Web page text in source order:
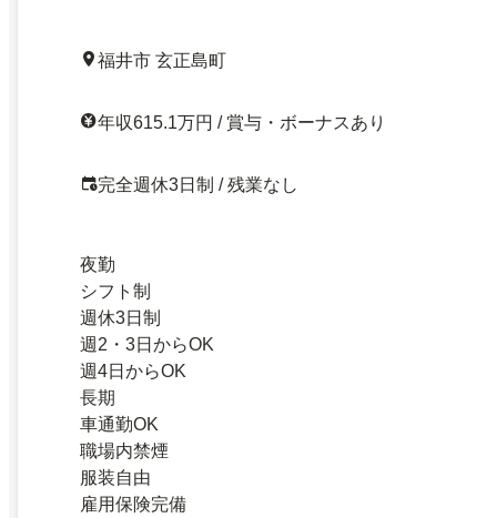
福井市 玄正島町
年収615.1万円 / 賞与・ボーナスあり
完全週休3日制 / 残業なし
夜勤
シフト制
週休3日制
週2・3日からOK
週4日からOK
長期
車通勤OK
職場内禁煙
服装自由
雇用保険完備